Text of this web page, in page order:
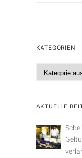
KATEGORIEN
a
e
o
r
i
AKTUELLE